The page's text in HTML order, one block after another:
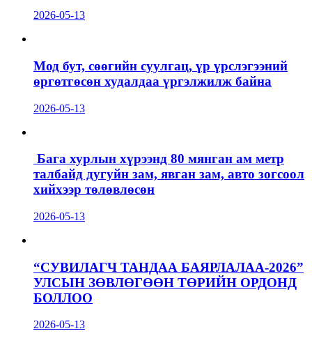
2026-05-13
Мод бут, сөөгийн суулгац, үр үрслэгээний
өргөтгөсөн худалдаа үргэлжилж байна
2026-05-13
Бага хурлын хүрээнд 80 мянган ам метр
талбайд дугуйн зам, явган зам, авто зогсоол
хийхээр төлөвлөсөн
2026-05-13
“СУВИЛАГЧ ТАНДАА БАЯРЛАЛАА-2026”
УЛСЫН ЗӨВЛӨГӨӨН ТӨРИЙН ОРДОНД
БОЛЛОО
2026-05-13